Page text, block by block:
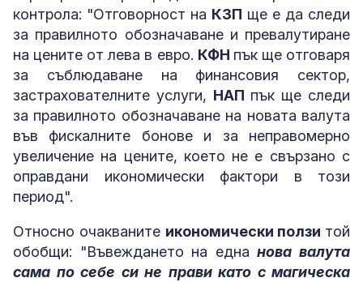
контрола: "Отговорност на КЗП ще е да следи
за правилното обозначаване и превалутиране
на цените от лева в евро. КФН пък ще отговаря
за съблюдаване на финансовия сектор,
застрахователните услуги, НАП пък ще следи
за правилното обозначаване на новата валута
във фискалните бонове и за неправомерно
увеличение на цените, което не е свързано с
оправдани икономически фактори в този
период".
Относно очакваните икономически ползи той
обобщи: "Въвеждането на еднанова валута
сама по себе си не прави като с магическа